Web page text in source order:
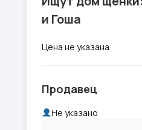
и Гоша
Цена не указана
Продавец
Не указано